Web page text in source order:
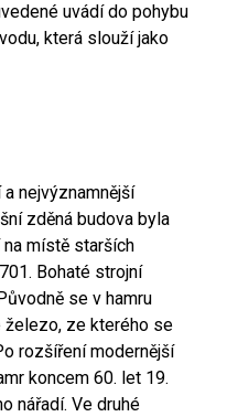
uvádí do pohybu
která slouží jako
nejvýznamnější
zděná budova byla
místě starších
Bohaté strojní
se v hamru
ze kterého se
rozšíření modernější
koncem 60. let 19.
nářadí. Ve druhé